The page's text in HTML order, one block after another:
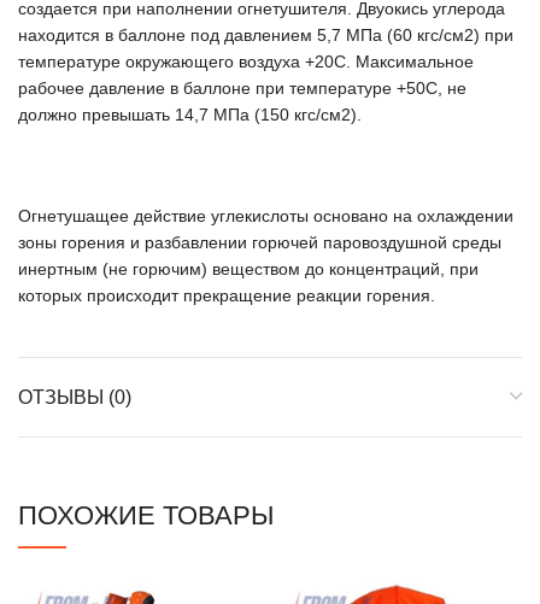
создается при наполнении огнетушителя. Двуокись углерода
находится в баллоне под давлением 5,7 МПа (60 кгс/см2) при
температуре окружающего воздуха +20С. Максимальное
рабочее давление в баллоне при температуре +50С, не
должно превышать 14,7 МПа (150 кгс/см2).
Огнетушащее действие углекислоты основано на охлаждении
зоны горения и разбавлении горючей паровоздушной среды
инертным (не горючим) веществом до концентраций, при
которых происходит прекращение реакции горения.
ОТЗЫВЫ (0)
ПОХОЖИЕ ТОВАРЫ